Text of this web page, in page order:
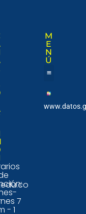
7
- 1
M
E
N
Ú